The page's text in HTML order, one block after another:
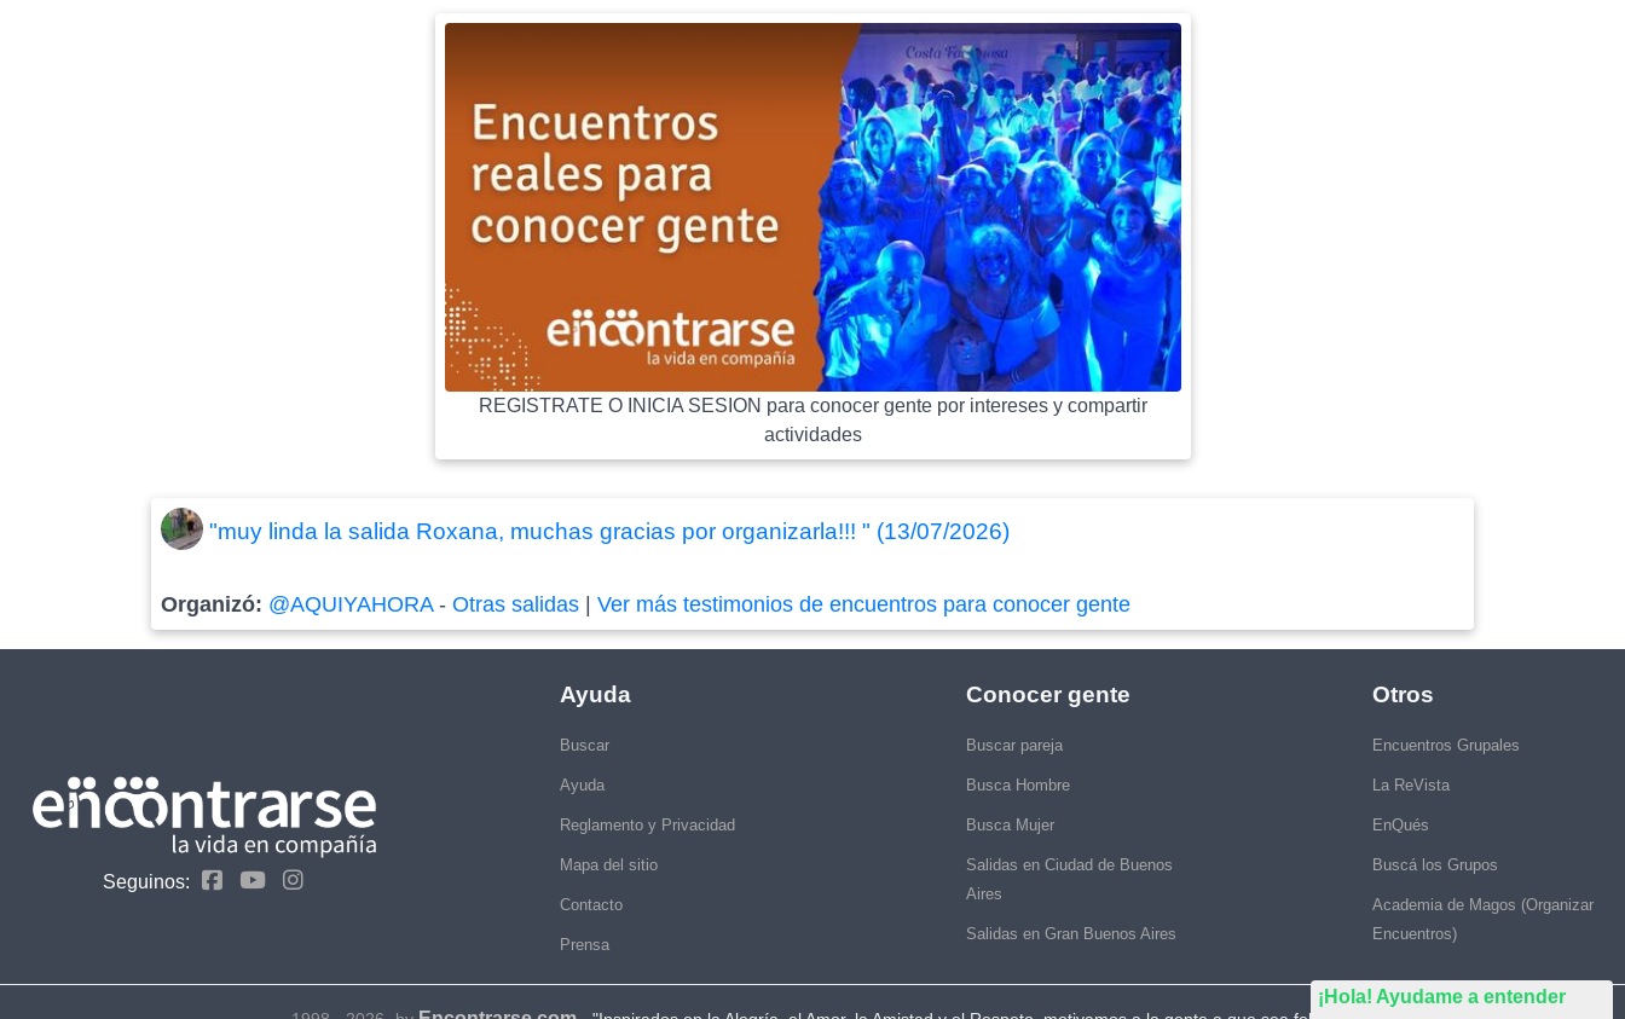
¡Hola! Ayudame a entender
REGISTRATE O INICIA SESION para conocer gente por intereses y compartir
actividades
"muy linda la salida Roxana, muchas gracias por organizarla!!! " (13/07/2026)
Organizó: @AQUIYAHORA-Otras salidas |Ver más testimonios de encuentros para conocer gente
Seguinos:
Ayuda
Buscar
Ayuda
Reglamento y Privacidad
Mapa del sitio
Contacto
Prensa
Conocer gente
Buscar pareja
Busca Hombre
Busca Mujer
Salidas en Ciudad de Buenos
Aires
Salidas en Gran Buenos Aires
Otros
Encuentros Grupales
La ReVista
EnQués
Buscá los Grupos
Academia de Magos (Organizar
Encuentros)